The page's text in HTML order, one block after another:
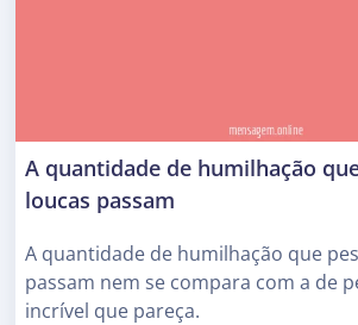
A quantidade de humilhação
loucas passam
A quantidade de humilhação que
passam nem se compara com a de
incrível que pareça.